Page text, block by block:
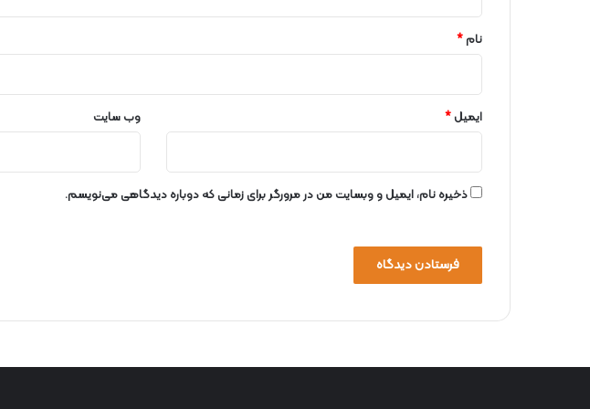
ی
و
ب
ر
ق
س
ت
نام*
ایمیل* وب‌ سایت
ذخیره نام، ایمیل و وبسایت من در مرورگر برای زمانی که دوباره دیدگاهی می‌نویسم.